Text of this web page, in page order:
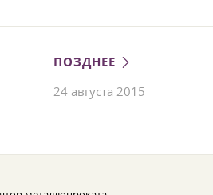
ПОЗДНЕЕ
24 августа 2015